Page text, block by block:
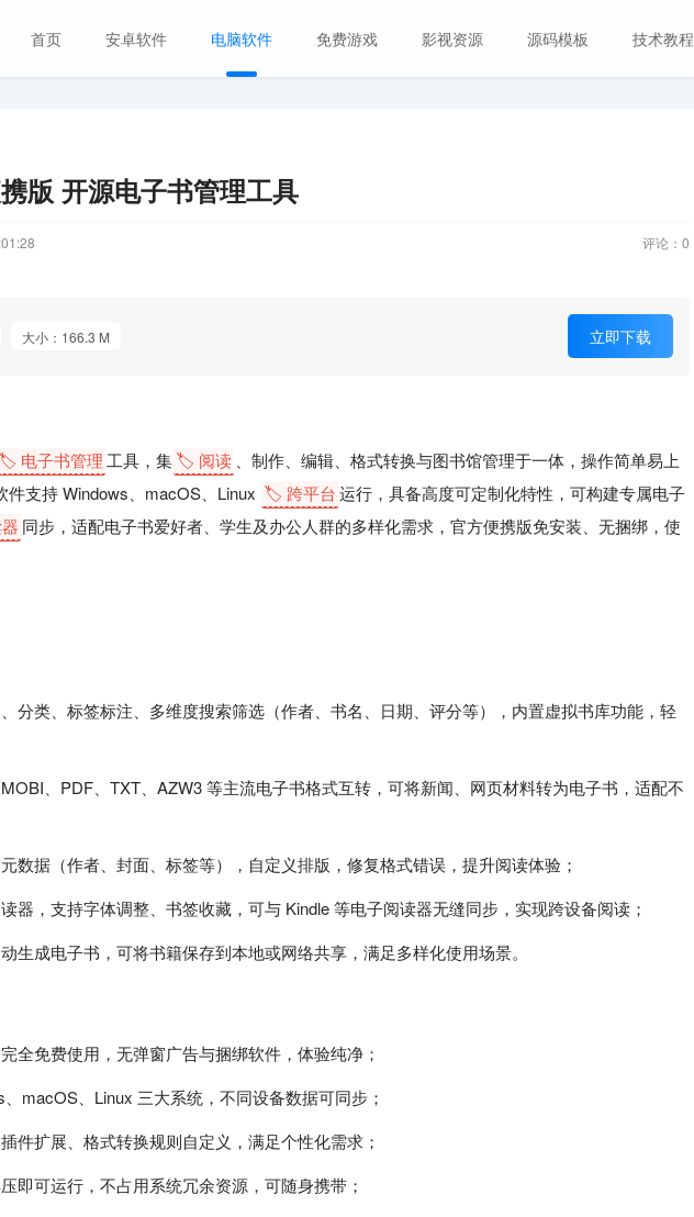
首页 安卓软件 电脑软件 免费游戏 影视资源 源码模板 技术教程
版 开源电子书管理工具
评论： 0
大小：166.3 M 立即下载
🏷️ 电子书管理 工具，集🏷️ 阅读
、制作、编辑、格式转换与图书馆管理于一体，操作简单易上
支持 Windows、macOS、Linux 🏷️ 跨平台运行，具备高度可定制化特性，可构建专属电子
同步，适配电子书爱好者、学生及办公人群的多样化需求，官方便携版免安装、无捆绑，使
分类、标签标注、多维度搜索筛选（作者、书名、日期、评分等），内置虚拟书库功能，轻
、PDF、TXT、AZW3 等主流电子书格式互转，可将新闻、网页材料转为电子书，适配不
数据（作者、封面、标签等），自定义排版，修复格式错误，提升阅读体验；
器，支持字体调整、书签收藏，可与 Kindle 等电子阅读器无缝同步，实现跨设备阅读；
生成电子书，可将书籍保存到本地或网络共享，满足多样化使用场景。
全免费使用，无弹窗广告与捆绑软件，体验纯净；
macOS、Linux 三大系统，不同设备数据可同步；
件扩展、格式转换规则自定义，满足个性化需求；
即可运行，不占用系统冗余资源，可随身携带；